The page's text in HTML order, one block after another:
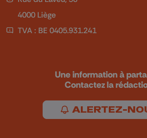
4000 Liège
TVA : BE 0405.931.241
Une information à
Contactez la
ALERTEZ-